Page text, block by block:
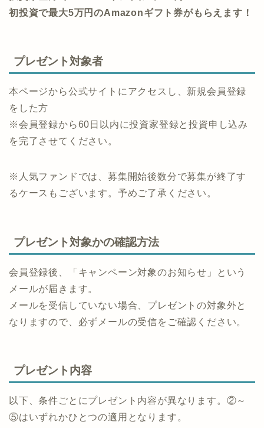
初投資で最大5万円のAmazonギフト券がもらえます！
プレゼント対象者
本ページから公式サイトにアクセスし、新規会員登録
をした方
※​​会員登録から60日以内に投資家登録と投資申し込み
を完了させてください。
​​※人気ファンドでは、募集開始後数分で募集が終了す
るケースもございます。予めご了承ください。
プレゼント対象かの確認方法
会員登録後、「キャンペーン対象のお知らせ」という
メールが届きます。
メールを受信していない場合、プレゼントの対象外と
なりますので、必ずメールの受信をご確認ください。
プレゼント内容
以下、条件ごとにプレゼント内容が異なります。②～
⑤はいずれかひとつの適用となります。